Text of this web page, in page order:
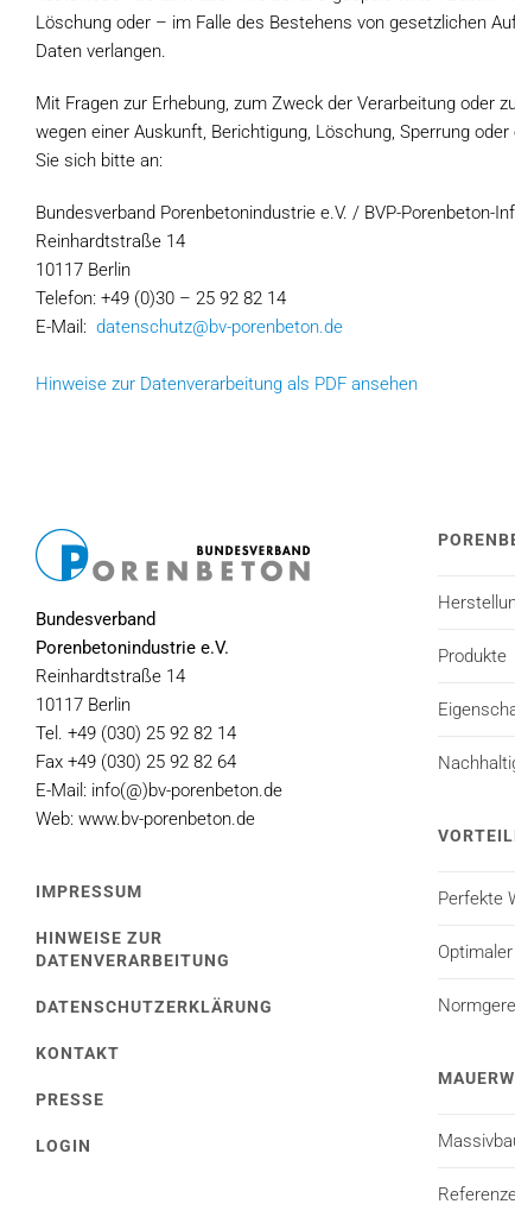
Löschung oder – im Falle des Bestehens von gesetzlichen
Daten verlangen.
Mit Fragen zur Erhebung, zum Zweck der Verarbeitung oder
wegen einer Auskunft, Berichtigung, Löschung, Sperrung
Sie sich bitte an:
Bundesverband Porenbetonindustrie e.V. / BVP-Porenbeton-
Reinhardtstraße 14
10117 Berlin
Telefon: +49 (0)30 – 25 92 82 14
E-Mail: datenschutz@bv-porenbeton.de
Hinweise zur Datenverarbeitung als PDF ansehen
Bundesverband
Porenbetonindustrie e.V.
Reinhardtstraße 14
10117 Berlin
Tel. +49 (030) 25 92 82 14
Fax +49 (030) 25 92 82 64
E-Mail: info(@)bv-porenbeton.de
Web: www.bv-porenbeton.de
IMPRESSUM
HINWEISE ZUR
DATENVERARBEITUNG
DATENSCHUTZERKLÄRUNG
KONTAKT
PRESSE
LOGIN
Produkte
Perfekte